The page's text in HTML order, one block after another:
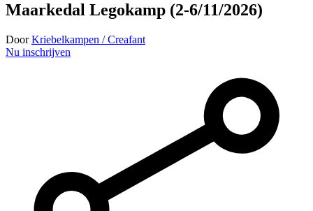
Maarkedal Legokamp (2-6/11/2026)
Door Kriebelkampen / Creafant
Nu inschrijven